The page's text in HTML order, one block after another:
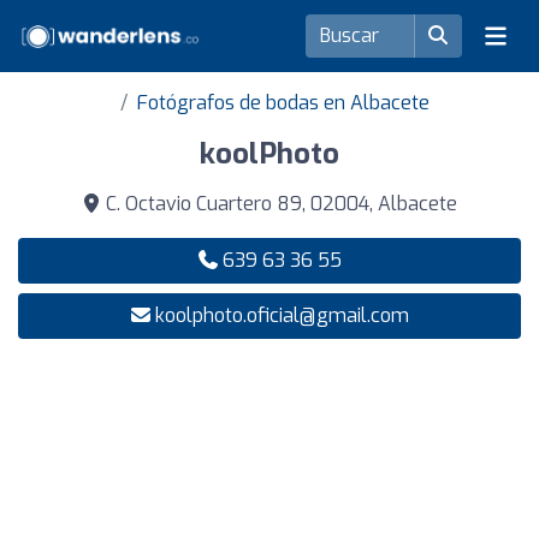
Fotógrafos de bodas en Albacete
koolPhoto
C. Octavio Cuartero 89, 02004, Albacete
639 63 36 55
koolphoto.oficial@gmail.com